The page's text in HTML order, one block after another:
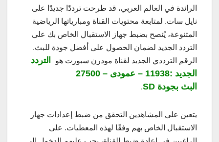
الرائدة في العالم العربي، قد طرحت ترددًا جديدًا على
نايل سات. لمتابعة محتويات القناة ومبارياتها الرياضية
المتنوعة، يُنصح بضبط جهاز الاستقبال الخاص بك على
التردد الجديد لضمان الحصول على أفضل جودة للبث.
الرقم الترددي الجديد لقناة مودرن سبورت هو
التردد
الجديد :11938 – عمودى – 27500
البث بجودة SD
.
يتعين على المشاهدين التحقق من ضبط إعدادات جهاز
الاستقبال الخاص بهم وفقًا لهذه المعطيات. على